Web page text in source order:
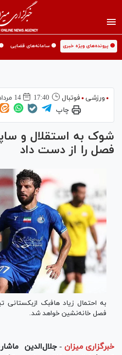
🟡 پرونده‌های ویژه خبری 🟡 سامانه‌های قضایی
ورزشی فوتبال 17:40 14 مرداد 1404
چاپ
شوک به استقلال و
فصل را از دست داد
به احتمال زیاد هافبک ازبکستانی
فصل خانه‌نشین خواهد شد.
خبرگزاری میزان - جلال‌الدین